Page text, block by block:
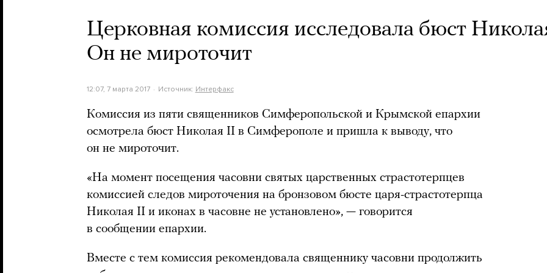
Церковная комиссия исследовала бюст
Он не мироточит
12:07, 7 марта 2017 Источник: Интерфакс
Комиссия из пяти священников Симферопольской и Крымской епархии
осмотрела бюст Николая II в Симферополе и пришла к выводу, что
он не мироточит.
«На момент посещения часовни святых царственных страстотерпцев
комиссией следов мироточения на бронзовом бюсте царя-страстотерпца
Николая II и иконах в часовне не установлено», — говорится
в сообщении епархии.
Вместе с тем комиссия рекомендовала священнику часовни продолжить